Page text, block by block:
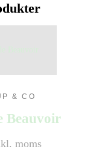
& CO
Beauvoir
moms